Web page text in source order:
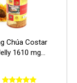
Chúa Costar
1610 mg...